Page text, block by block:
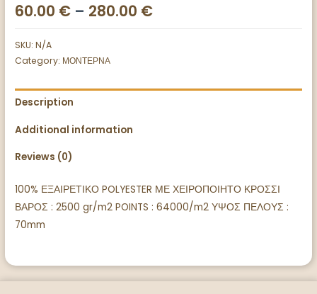
60.00 € – 280.00 €
SKU:N/A
Category: ΜΟΝΤΕΡΝΑ
Description
Additional information
Reviews (0)
100% ΕΞΑΙΡΕΤΙΚΟ POLYESTER ΜΕ ΧΕΙΡΟΠΟΙΗΤΟ ΚΡΟΣΣΙ
ΒΑΡΟΣ : 2500 gr/m2 POINTS : 64000/m2 ΥΨΟΣ ΠΕΛΟΥΣ :
70mm